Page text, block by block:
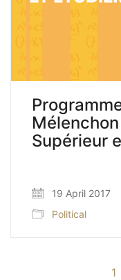
Supérieur
19 April 2017
Political
1